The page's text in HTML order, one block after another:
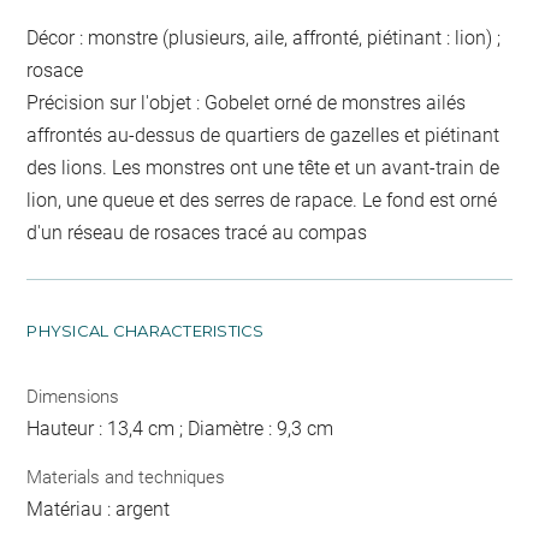
Décor : monstre (plusieurs, aile, affronté, piétinant : lion) ;
rosace
Précision sur l'objet : Gobelet orné de monstres ailés
affrontés au-dessus de quartiers de gazelles et piétinant
des lions. Les monstres ont une tête et un avant-train de
lion, une queue et des serres de rapace. Le fond est orné
d'un réseau de rosaces tracé au compas
PHYSICAL CHARACTERISTICS
Dimensions
Hauteur : 13,4 cm ; Diamètre : 9,3 cm
Materials and techniques
Matériau : argent